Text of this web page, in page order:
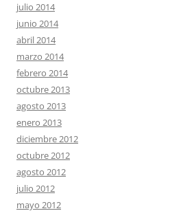
julio 2014
junio 2014
abril 2014
marzo 2014
febrero 2014
octubre 2013
agosto 2013
enero 2013
diciembre 2012
octubre 2012
agosto 2012
julio 2012
mayo 2012